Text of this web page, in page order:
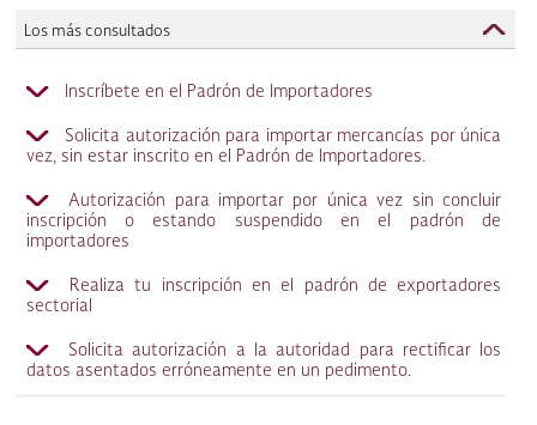
Los más consultados
Inscríbete en el Padrón de Importadores
Solicita autorización para importar mercancías por única
vez, sin estar inscrito en el Padrón de Importadores.
Autorización para importar por única vez sin concluir
inscripción o estando suspendido en el padrón de
importadores
Realiza tu inscripción en el padrón de exportadores
sectorial
Solicita autorización a la autoridad para rectificar los
datos asentados erróneamente en un pedimento.